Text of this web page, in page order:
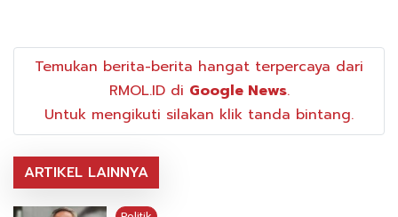
Temukan berita-berita hangat terpercaya dari
RMOL.ID di Google News.
Untuk mengikuti silakan klik tanda bintang.
ARTIKEL LAINNYA